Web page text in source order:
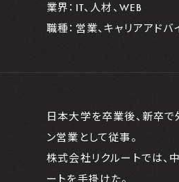
業界：IT、人材、WEB
職種：営業、キャリアアド
日本大学を卒業後、新卒
ン営業として従事。
株式会社リクルートでは、
ートを手掛けた。